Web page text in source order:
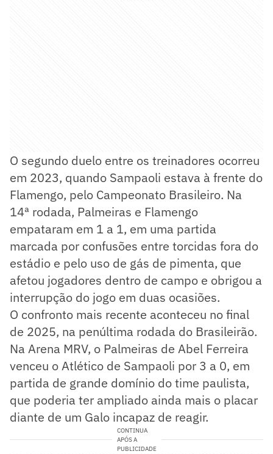
O segundo duelo entre os treinadores ocorreu
em 2023, quando Sampaoli estava à frente do
Flamengo, pelo Campeonato Brasileiro. Na
14ª rodada, Palmeiras e Flamengo
empataram em 1 a 1, em uma partida
marcada por confusões entre torcidas fora do
estádio e pelo uso de gás de pimenta, que
afetou jogadores dentro de campo e obrigou a
interrupção do jogo em duas ocasiões.
O confronto mais recente aconteceu no final
de 2025, na penúltima rodada do Brasileirão.
Na Arena MRV, o Palmeiras de Abel Ferreira
venceu o Atlético de Sampaoli por 3 a 0, em
partida de grande domínio do time paulista,
que poderia ter ampliado ainda mais o placar
diante de um Galo incapaz de reagir.
CONTINUA
APÓS A
PUBLICIDADE